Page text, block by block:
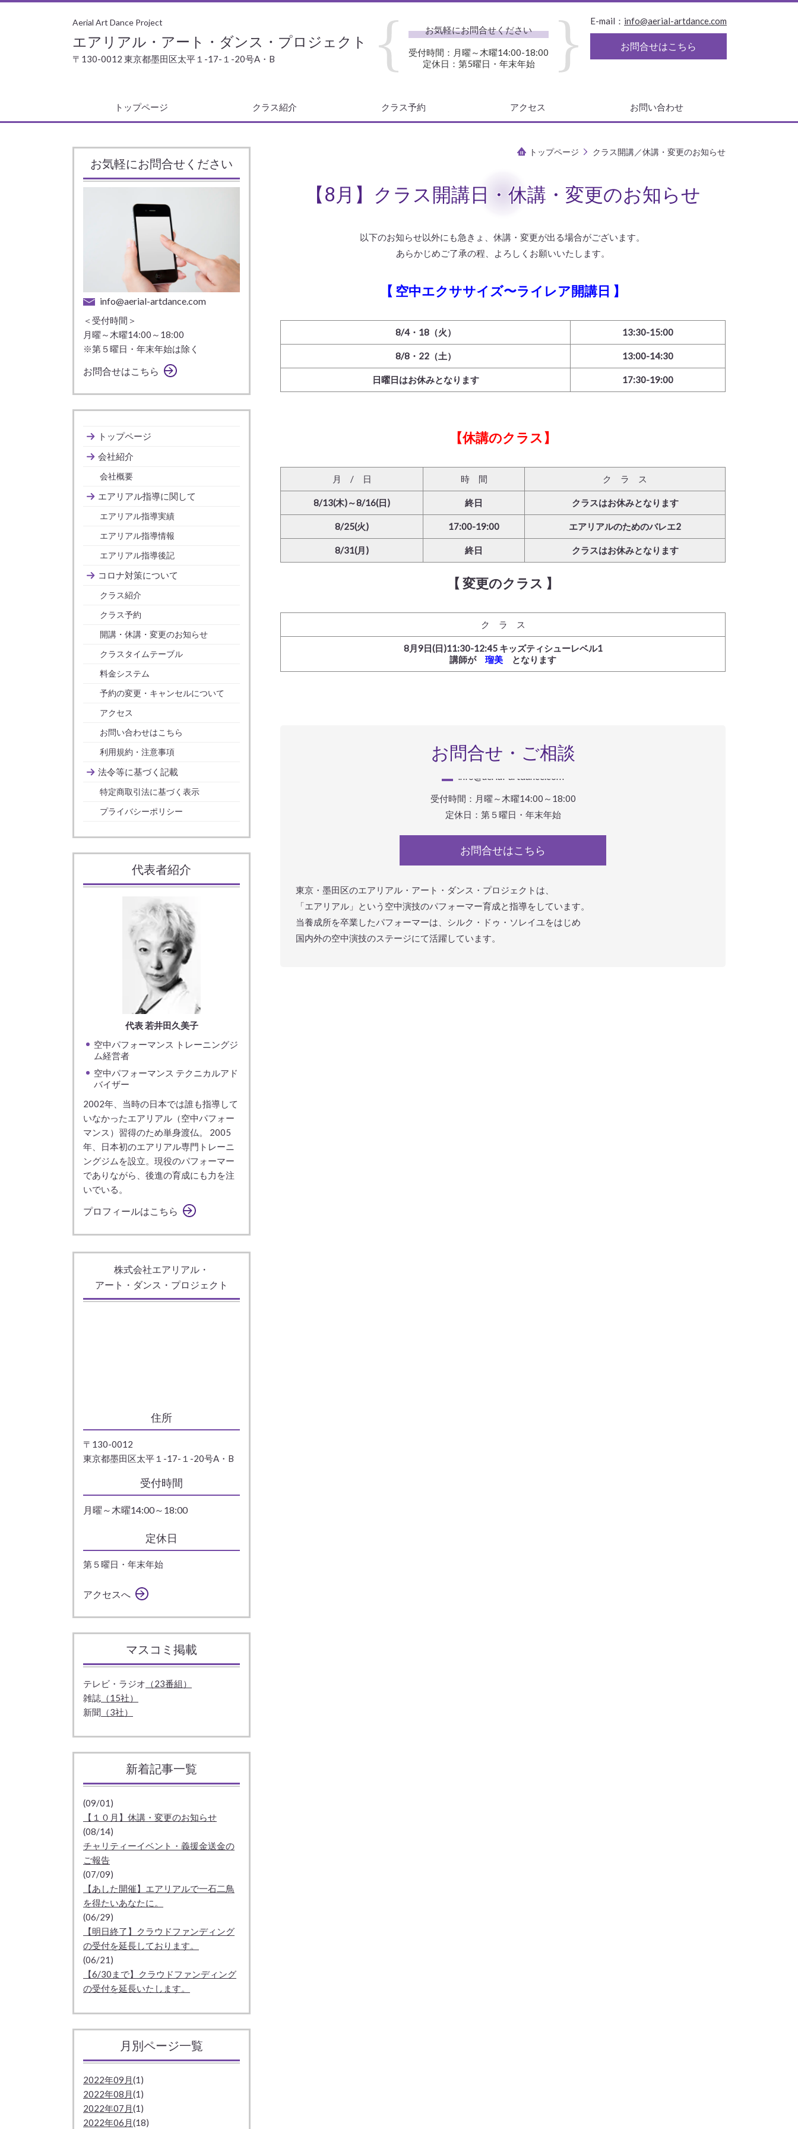
Aerial Art Dance Project
エアリアル・アート・ダンス・プロジェクト
〒130-0012 東京都墨田区太平１-17-１-20号A・B
お気軽にお問合せください
受付時間：月曜～木曜14:00-18:00
定休日：第5曜日・年末年始
E-mail： info@aerial-artdance.com
お問合せはこちら
トップページ クラス紹介 クラス予約 アクセス お問い合わせ
トップページ クラス開講／休講・変更のお知らせ
【8月】クラス開講日・休講・変更のお知らせ
以下のお知らせ以外にも急きょ、休講・変更が出る場合がございます。
あらかじめご了承の程、よろしくお願いいたします。
【 空中エクササイズ〜ライレア開講日 】
8/4・18（火） 13:30-15:00
8/8・22（土） 13:00-14:30
日曜日はお休みとなります 17:30-19:00
【休講のクラス】
月 / 日 時 間 ク ラ ス
8/13(木)～8/16(日) 終日 クラスはお休みとなります
8/25(火) 17:00-19:00 エアリアルのためのバレエ2
8/31(月) 終日 クラスはお休みとなります
【 変更のクラス 】
ク ラ ス
8月9日(日)11:30-12:45 キッズティシューレベル1
講師が 瑠美 となります
お問合せ・ご相談
info@aerial-artdance.com
受付時間：月曜～木曜14:00～18:00
定休日：第５曜日・年末年始
お問合せはこちら
東京・墨田区のエアリアル・アート・ダンス・プロジェクトは、
「エアリアル」という空中演技のパフォーマー育成と指導をしています。
当養成所を卒業したパフォーマーは、シルク・ドゥ・ソレイユをはじめ
国内外の空中演技のステージにて活躍しています。
お気軽にお問合せください
info@aerial-artdance.com
＜受付時間＞
月曜～木曜14:00～18:00
※第５曜日・年末年始は除く
お問合せはこちら
トップページ
会社紹介
会社概要
エアリアル指導に関して
エアリアル指導実績
エアリアル指導情報
エアリアル指導後記
コロナ対策について
クラス紹介
クラス予約
開講・休講・変更のお知らせ
クラスタイムテーブル
料金システム
予約の変更・キャンセルについて
アクセス
お問い合わせはこちら
利用規約・注意事項
法令等に基づく記載
特定商取引法に基づく表示
プライバシーポリシー
代表者紹介
代表 若井田久美子
空中パフォーマンス トレーニングジ
ム経営者
空中パフォーマンス テクニカルアド
バイザー
2002年、当時の日本では誰も指導して
いなかったエアリアル（空中パフォー
マンス）習得のため単身渡仏。 2005
年、日本初のエアリアル専門トレーニ
ングジムを設立。現役のパフォーマー
でありながら、後進の育成にも力を注
いでいる。
プロフィールはこちら
株式会社エアリアル・
アート・ダンス・プロジェクト
住所
〒130-0012
東京都墨田区太平１-17-１-20号A・B
受付時間
月曜～木曜14:00～18:00
定休日
第５曜日・年末年始
アクセスへ
マスコミ掲載
テレビ・ラジオ （23番組）
雑誌 （15社）
新聞 （3社）
新着記事一覧
(09/01)
【１０月】休講・変更のお知らせ
(08/14)
チャリティーイベント・義援金送金の
ご報告
(07/09)
【あした開催】エアリアルで一石二鳥
を得たいあなたに。
(06/29)
【明日終了】クラウドファンディング
の受付を延長しております。
(06/21)
【6/30まで】クラウドファンディング
の受付を延長いたします。
月別ページ一覧
2022年09月(1)
2022年08月(1)
2022年07月(1)
2022年06月(18)